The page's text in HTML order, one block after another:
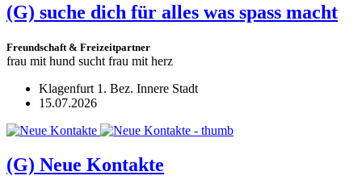
(G) suche dich für alles was spass macht
Freundschaft & Freizeitpartner
frau mit hund sucht frau mit herz
Klagenfurt 1. Bez. Innere Stadt
15.07.2026
(G) Neue Kontakte